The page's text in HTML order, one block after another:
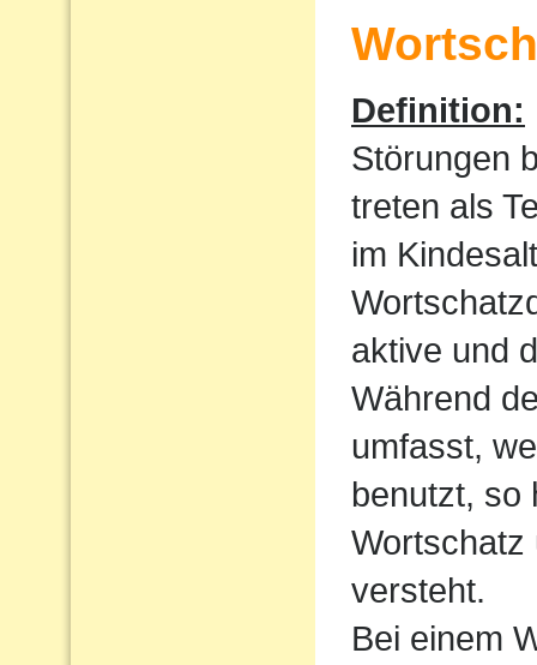
Definition:
Störungen
treten als
im
aktive und
Während
umfasst,
benutzt, so
Wortschatz
versteht.
Bei einem